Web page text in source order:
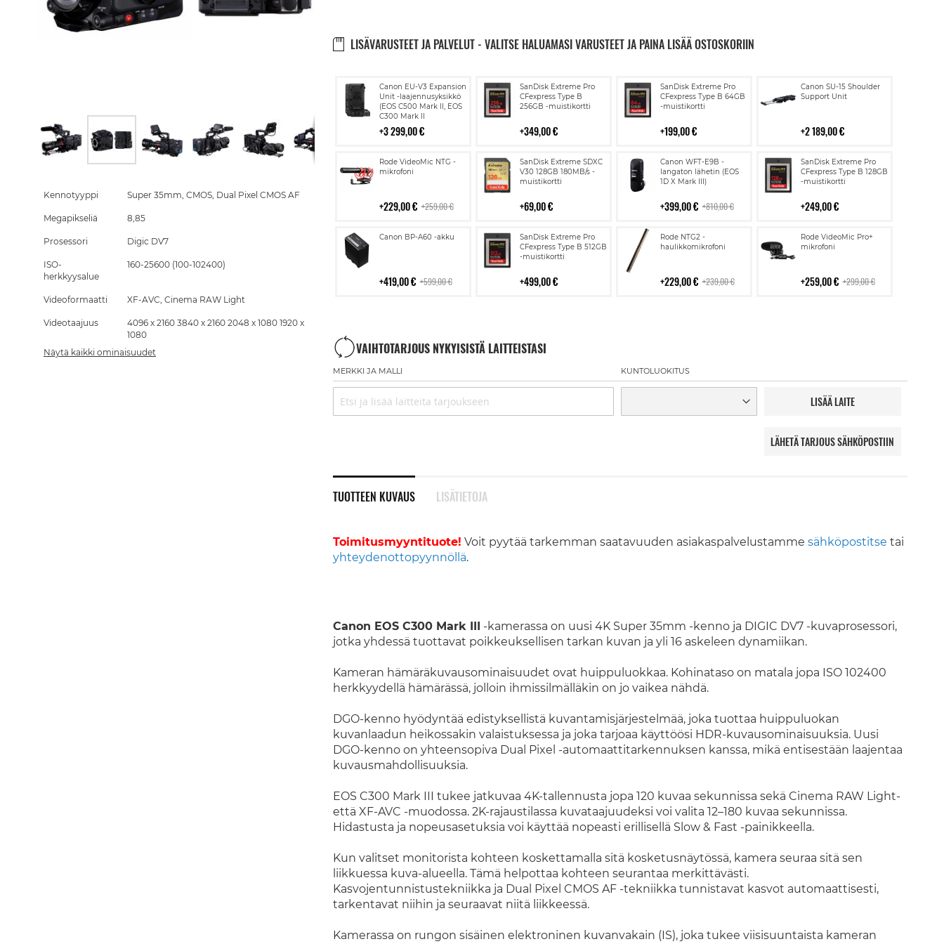
LISÄVARUSTEET JA PALVELUT - VALITSE HALUAMASI VARUSTEET JA PAINA LISÄÄ OSTOSKORIIN
Canon EU-V3 Expansion
Unit -laajennusyksikkö
(EOS C500 Mark II, EOS
C300 Mark II
3 299,00 €
Lisää
ostoskoriin
SanDisk Extreme Pro
CFexpress Type B
256GB -muistikortti
349,00 €
Lisää
ostoskoriin
SanDisk Extreme Pro
CFexpress Type B 64GB
-muistikortti
199,00 €
Lisää
ostoskoriin
Canon SU-15 Shoulder
Support Unit
2 189,00 €
Lisää
ostoskoriin
Rode VideoMic NTG -
mikrofoni
229,00 € 259,00 €
Lisää
ostoskoriin
SanDisk Extreme SDXC
V30 128GB 180MB/s -
muistikortti
69,00 €
Lisää
ostoskoriin
Canon WFT-E9B -
langaton lähetin (EOS
1D X Mark III)
399,00 € 810,00 €
Lisää
ostoskoriin
SanDisk Extreme Pro
CFexpress Type B 128GB
-muistikortti
249,00 €
Lisää
ostoskoriin
Canon BP-A60 -akku
419,00 € 599,00 €
Lisää
SanDisk Extreme Pro
CFexpress Type B 512GB
-muistikortti
499,00 €
Lisää
ostoskoriin
Rode NTG2 -
haulikkomikrofoni
229,00 € 239,00 €
Lisää
ostoskoriin
Rode VideoMic Pro+
mikrofoni
259,00 € 299,00 €
Lisää
ostoskoriin
VAIHTOTARJOUS NYKYISISTÄ LAITTEISTASI
MERKKI JA MALLI KUNTOLUOKITUS
LISÄÄ LAITE
LÄHETÄ TARJOUS SÄHKÖPOSTIIN
TUOTTEEN KUVAUS
Toimitusmyyntituote! Voit pyytää tarkemman saatavuuden asiakaspalvelustamme sähköpostitse tai
yhteydenottopyynnöllä.
Canon EOS C300 Mark III -kamerassa on uusi 4K Super 35mm -kenno ja DIGIC DV7 -kuvaprosessori,
jotka yhdessä tuottavat poikkeuksellisen tarkan kuvan ja yli 16 askeleen dynamiikan.
Kameran hämäräkuvausominaisuudet ovat huippuluokkaa. Kohinataso on matala jopa ISO 102400
herkkyydellä hämärässä, jolloin ihmissilmälläkin on jo vaikea nähdä.
DGO-kenno hyödyntää edistyksellistä kuvantamisjärjestelmää, joka tuottaa huippuluokan
kuvanlaadun heikossakin valaistuksessa ja joka tarjoaa käyttöösi HDR-kuvausominaisuuksia. Uusi
DGO-kenno on yhteensopiva Dual Pixel -automaattitarkennuksen kanssa, mikä entisestään laajentaa
kuvausmahdollisuuksia.
EOS C300 Mark III tukee jatkuvaa 4K-tallennusta jopa 120 kuvaa sekunnissa sekä Cinema RAW Light-
että XF-AVC -muodossa. 2K-rajaustilassa kuvataajuudeksi voi valita 12–180 kuvaa sekunnissa.
Hidastusta ja nopeusasetuksia voi käyttää nopeasti erillisellä Slow & Fast -painikkeella.
Kun valitset monitorista kohteen koskettamalla sitä kosketusnäytössä, kamera seuraa sitä sen
liikkuessa kuva-alueella. Tämä helpottaa kohteen seurantaa merkittävästi.
Kasvojentunnistustekniikka ja Dual Pixel CMOS AF -tekniikka tunnistavat kasvot automaattisesti,
tarkentavat niihin ja seuraavat niitä liikkeessä.
Kamerassa on rungon sisäinen elektroninen kuvanvakain (IS), joka tukee viisisuuntaista kameran
LISÄTIETOJA
the
images
Kennotyyppi Super 35mm, CMOS, Dual Pixel CMOS AF
Megapikseliä 8,85
Prosessori Digic DV7
ISO-
herkkyysalue
160-25600 (100-102400)
Videoformaatti XF-AVC, Cinema RAW Light
Videotaajuus
4096 x 2160 3840 x 2160 2048 x 1080 1920 x
1080
Näytä kaikki ominaisuudet